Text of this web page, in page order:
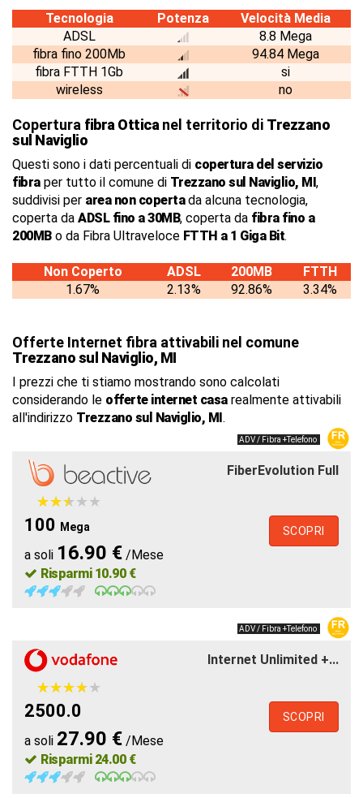
Tecnologia Potenza
Velocità Media
ADSL
8.8 Mega
fibra fino 200Mb
94.84 Mega
fibra FTTH 1Gb
si
wireless
no
Copertura fibra Ottica nel territorio di Trezzano
sul Naviglio
Questi sono i dati percentuali di copertura del servizio
fibraper tutto il comune di Trezzano sul Naviglio, MI,
suddivisi per area non copertada alcuna tecnologia,
coperta da ADSL fino a 30MB, coperta da fibra fino a
200MBo da Fibra Ultraveloce FTTH a 1 Giga Bit.
Non Coperto ADSL 200MB
FTTH
1.67%
2.13% 92.86% 3.34%
Offerte Internet fibra attivabili nel comune
Trezzano sul Naviglio, MI
I prezzi che ti stiamo mostrando sono calcolati
considerando le offerte internet casarealmente attivabili
all'indirizzo Trezzano sul Naviglio, MI.
ADV / Fibra +Telefono
FiberEvolution Full
★★★★★
★★★★★
100 Mega
a soli 16.90 € /Mese
Risparmi 10.90 €
SCOPRI
ADV / Fibra +Telefono
Internet Unlimited +...
★★★★★
★★★★★
2500.0
a soli 27.90 € /Mese
Risparmi 24.00 €
SCOPRI